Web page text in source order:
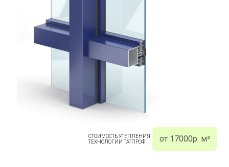
СТОИМОСТЬ УТЕПЛЕНИЯ
ТЕХНОЛОГИИ ТАТПРОФ
от 17000р. м²